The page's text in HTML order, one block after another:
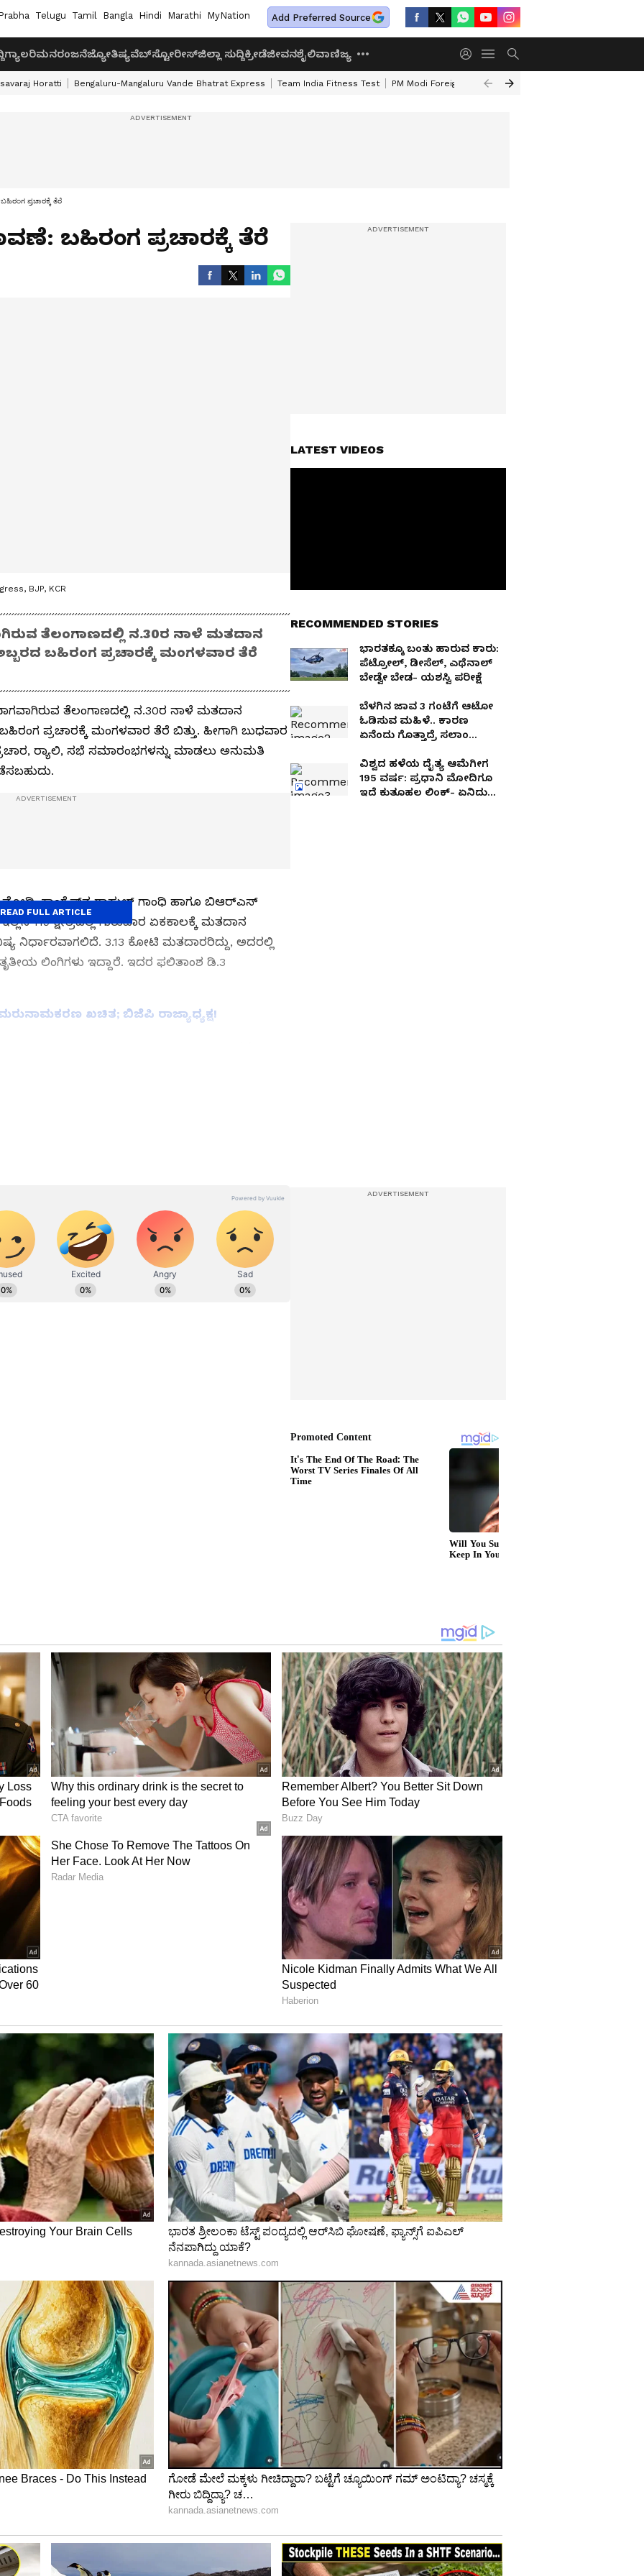
Telugu Tamil Bangla Hindi Marathi MyNation Add Preferred Source
ಗ್ಯಾಲರಿಮನರಂಜನೆಜ್ಯೋತಿಷ್ಯವೆಬ್‌ಸ್ಟೋರೀಸ್ಜಿಲ್ಲಾ ಸುದ್ದಿಕ್ರೀಡೆಜೀವನಶೈಲಿವಾಣಿಜ್ಯ
Horatti Bengaluru-Mangaluru Vande Bhatrat Express Team India Fitness Test PM Modi Foreign Travel Expenditure
ಪ್ರಚಾರಕ್ಕೆ ತೆರೆ
ಬಹಿರಂಗ ಪ್ರಚಾರಕ್ಕೆ ತೆರೆ
BJP, KCR
ತೆಲಂಗಾಣದಲ್ಲಿ ನ.30ರ ನಾಳೆ ಮತದಾನ
ಬಹಿರಂಗ ಪ್ರಚಾರಕ್ಕೆ ಮಂಗಳವಾರ ತೆರೆ
ತೆಲಂಗಾಣದಲ್ಲಿ ನ.30ರ ನಾಳೆ ಮತದಾನ
ಪ್ರಚಾರಕ್ಕೆ ಮಂಗಳವಾರ ತೆರೆ ಬಿತ್ತು. ಹೀಗಾಗಿ ಬುಧವಾರ
ರ್‍ಯಾಲಿ, ಸಭೆ ಸಮಾರಂಭಗಳನ್ನು ಮಾಡಲು ಅನುಮತಿ
ಮೋದಿ, ಕಾಂಗ್ರೆಸ್‌ನ ರಾಹುಲ್‌ ಗಾಂಧಿ ಹಾಗೂ ಬಿಆರ್‌ಎಸ್‌
119 ಕ್ಷೇತ್ರದಲ್ಲಿ ಗುರುವಾರ ಏಕಕಾಲಕ್ಕೆ ಮತದಾನ
ನಿರ್ಧಾರವಾಗಲಿದೆ. 3.13 ಕೋಟಿ ಮತದಾರರಿದ್ದು, ಅದರಲ್ಲಿ
ಲಿಂಗಿಗಳು ಇದ್ದಾರೆ. ಇದರ ಫಲಿತಾಂಶ ಡಿ.3
ಖಚಿತ; ಬಿಜೆಪಿ ರಾಜ್ಯಾಧ್ಯಕ್ಷ!
ಸಮಾವೇಶದಲ್ಲಿ ಮಲ್ಲಿಕಾರ್ಜುನ ಖರ್ಗೆ ಗರಂ!
READ FULL ARTICLE
ಕನ್ನಡ ಪತ್ರಿಕೋದ್ಯಮದಲ್ಲಿಯೇ ವಿಶೇಷ ಛಾಪು
ವಾಣಿಜ್ಯ, ಕ್ರೀಡೆ, ಮನೋರಂಜನೆ ಸೇರಿ ವೈವಿಧ್ಯಮಯ ಸುದ್ದಿಗಳ
ಅಸ್ಮಿತೆಯ ಸಂಕೇತ. ಸದಾ ಕರುನಾಡು, ನುಡಿ, ಸಂಸ್ಕೃತಿ ಪರ ಧ್ವನಿ
ಸುದ್ದಿಗಳು ಸುವರ್ಣ ನ್ಯೂಸ್ ವೆಬ್‌ಸೈಟಲ್ಲೂ ಲಭ್ಯ.
LATEST VIDEOS
RECOMMENDED STORIES
ಭಾರತಕ್ಕೂ ಬಂತು ಹಾರುವ ಕಾರು:
ಪೆಟ್ರೋಲ್​, ಡೀಸೆಲ್​, ಎಥೆನಾಲ್​
ಬೇಡ್ವೇ ಬೇಡ- ಯಶಸ್ವಿ ಪರೀಕ್ಷೆ
ಬೆಳಗಿನ ಜಾವ 3 ಗಂಟೆಗೆ ಆಟೋ
ಓಡಿಸುವ ಮಹಿಳೆ.. ಕಾರಣ
ಏನೆಂದು ಗೊತ್ತಾದ್ರೆ ಸಲಾಂ
ವಿಶ್ವದ ಹಳೆಯ ದೈತ್ಯ ಆಮೆಗೀಗ
195 ವರ್ಷ: ಪ್ರಧಾನಿ ಮೋದಿಗೂ
ಇದೆ ಕುತೂಹಲ ಲಿಂಕ್​- ಏನಿದು